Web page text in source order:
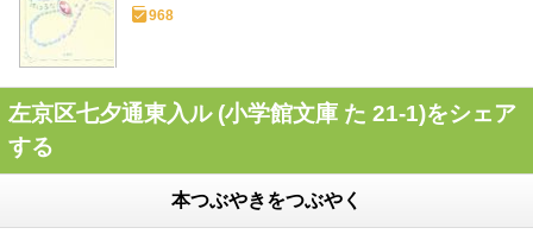
968
左京区七夕通東入ル (小学館文庫 た 21-1)をシェア
する
本つぶやきをつぶやく